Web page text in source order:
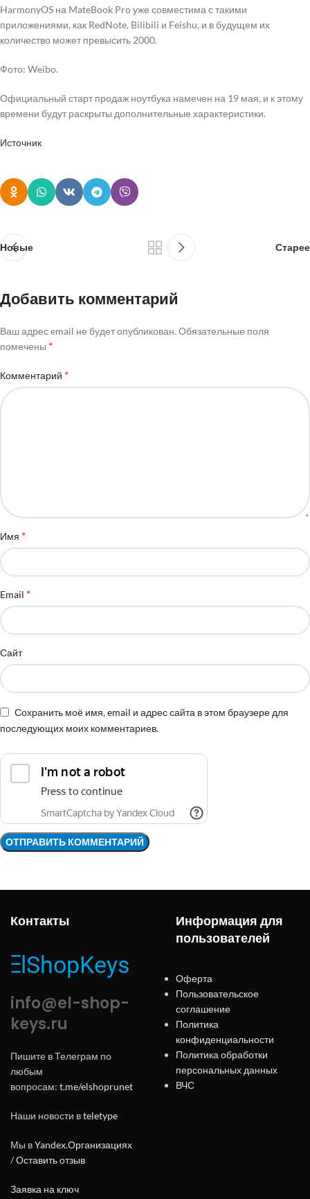
HarmonyOS на MateBook Pro уже совместима с такими
приложениями, как RedNote, Bilibili и Feishu, и в будущем их
количество может превысить 2000.
Фото: Weibo.
Официальный старт продаж ноутбука намечен на 19 мая, и к этому
времени будут раскрыты дополнительные характеристики.
Источник
Новые Старее
Добавить комментарий
Ваш адрес email не будет опубликован. Обязательные поля
помечены *
Комментарий *
Имя *
Email *
Сайт
Сохранить моё имя, email и адрес сайта в этом браузере для
последующих моих комментариев.
Контакты
info@el-shop-
keys.ru
Пишите в Телеграм по
любым
вопросам: t.me/elshoprunet
Наши новости вteletype
Мы вYandex.Организациях
/Оставить отзыв
Заявка на ключ
Информация для
пользователей
Оферта
Пользовательское
соглашение
Политика
конфиденциальности
Политика обработки
персональных данных
ВЧС